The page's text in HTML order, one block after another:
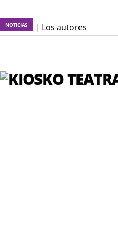
NOTICIASKT :: | Los autores
KT :: |Un poco de locura